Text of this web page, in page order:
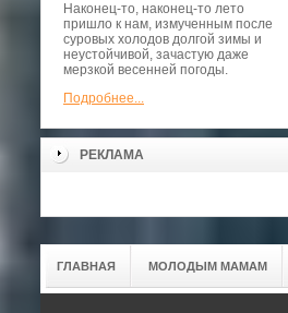
Наконец-то, наконец-то лето
пришло к нам, измученным после
суровых холодов долгой зимы и
неустойчивой, зачастую даже
мерзкой весенней погоды.
Подробнее...
РЕКЛАМА
ГЛАВНАЯ МОЛОДЫМ МАМАМ